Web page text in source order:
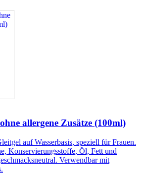
allergene Zusätze (100ml)
auf Wasserbasis, speziell für Frauen.
Konservierungsstoffe, Öl, Fett und
Verwendbar mit